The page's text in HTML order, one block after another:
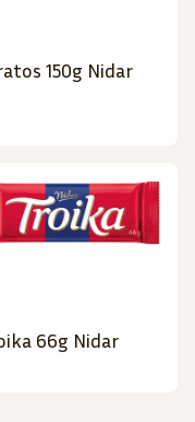
150g Nidar
66g Nidar